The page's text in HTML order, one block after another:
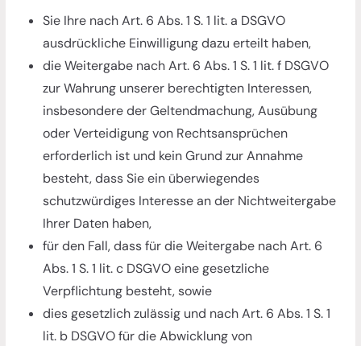
Sie Ihre nach Art. 6 Abs. 1 S. 1 lit. a DSGVO
ausdrückliche Einwilligung dazu erteilt haben,
die Weitergabe nach Art. 6 Abs. 1 S. 1 lit. f DSGVO
zur Wahrung unserer berechtigten Interessen,
insbesondere der Geltendmachung, Ausübung
oder Verteidigung von Rechtsansprüchen
erforderlich ist und kein Grund zur Annahme
besteht, dass Sie ein überwiegendes
schutzwürdiges Interesse an der Nichtweitergabe
Ihrer Daten haben,
für den Fall, dass für die Weitergabe nach Art. 6
Abs. 1 S. 1 lit. c DSGVO eine gesetzliche
Verpflichtung besteht, sowie
dies gesetzlich zulässig und nach Art. 6 Abs. 1 S. 1
lit. b DSGVO für die Abwicklung von